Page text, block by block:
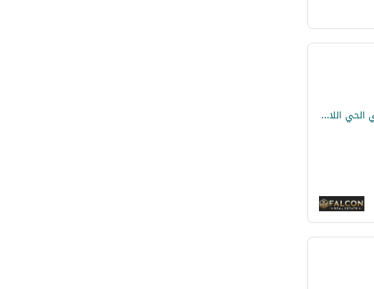
شقه جاهزه علي المفتاح كامله التشطيبات بفيو في الحي اللاتيني الساحل الشمالي Latin Quarter Alamein بجوار مارينا و مراسي